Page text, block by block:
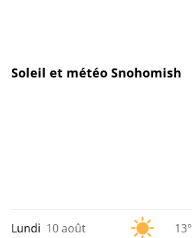
Soleil et météo Snohomish
Lundi 10 août 13°